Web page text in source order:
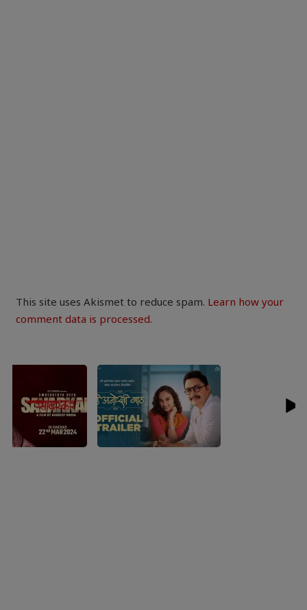
This site uses Akismet to reduce spam. Learn how your
comment data is processed.